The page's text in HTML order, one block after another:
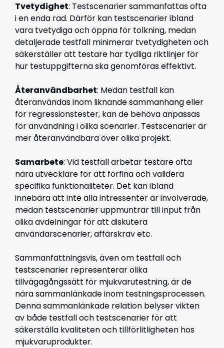
Tvetydighet: Testscenarier sammanfattas ofta
i en enda rad. Därför kan testscenarier ibland
vara tvetydiga och öppna för tolkning, medan
detaljerade testfall minimerar tvetydigheten och
säkerställer att testare har tydliga riktlinjer för
hur testuppgifterna ska genomföras effektivt.
Återanvändbarhet: Medan testfall kan
återanvändas inom liknande sammanhang eller
för regressionstester, kan de behöva anpassas
för användning i olika scenarier. Testscenarier är
mer återanvändbara över olika projekt.
Samarbete: Vid testfall arbetar testare ofta
nära utvecklare för att förfina och validera
specifika funktionaliteter. Det kan ibland
innebära att inte alla intressenter är involverade,
medan testscenarier uppmuntrar till input från
olika avdelningar för att diskutera
användarscenarier, affärskrav etc.
Sammanfattningsvis, även om testfall och
testscenarier representerar olika
tillvägagångssätt för mjukvarutestning, är de
nära sammanlänkade inom testningsprocessen.
Denna sammanlänkade relation belyser vikten
av både testfall och testscenarier för att
säkerställa kvaliteten och tillförlitligheten hos
mjukvaruprodukter.